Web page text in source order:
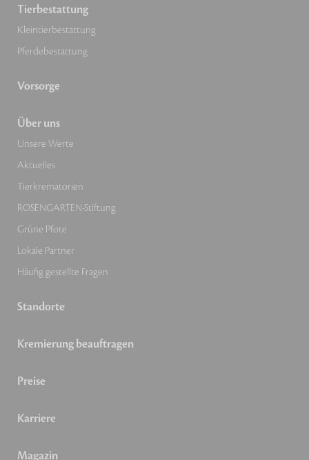
Tierbestattung
Kleintierbestattung
Pferdebestattung
Vorsorge
Über uns
Unsere Werte
Aktuelles
Tierkrematorien
ROSENGARTEN-Stiftung
Grüne Pfote
Lokale Partner
Häufig gestellte Fragen
Standorte
Kremierung beauftragen
Preise
Karriere
Magazin